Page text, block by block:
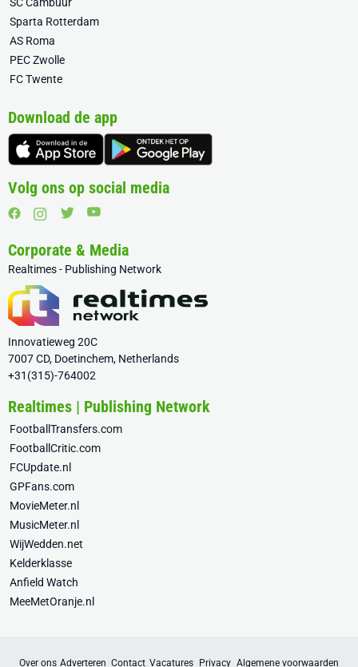
Sparta Rotterdam
AS Roma
PEC Zwolle
FC Twente
Download de app
Volg ons op social media
Corporate & Media
Realtimes - Publishing Network
Innovatieweg 20C
7007 CD, Doetinchem, Netherlands
+31(315)-764002
Realtimes | Publishing Network
FootballTransfers.com
FootballCritic.com
FCUpdate.nl
GPFans.com
MovieMeter.nl
MusicMeter.nl
WijWedden.net
Kelderklasse
Anfield Watch
MeeMetOranje.nl
Over ons Adverteren Contact Vacatures Privacy Algemene voorwaarden